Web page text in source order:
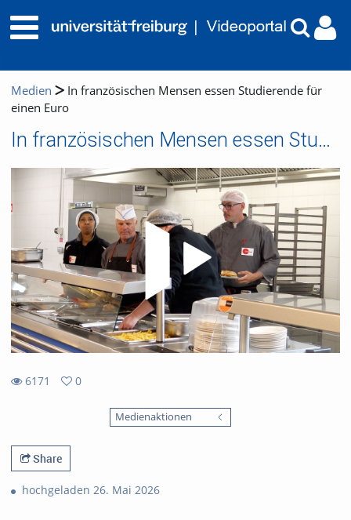
Medien
In französischen Mensen essen Studierende für
einen Euro
In französischen Mensen essen Studierende für einen Euro
6171
0
Medienaktionen
Share
hochgeladen 26. Mai 2026